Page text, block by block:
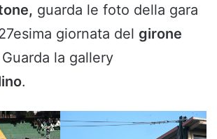
guarda le foto della gara
giornata del girone
Guarda la gallery
.